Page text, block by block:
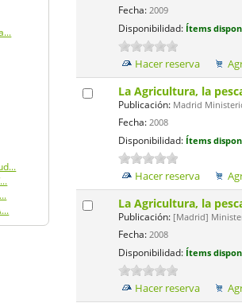
Fecha:2009
Disponibilidad: Ítems
Hacer reserva
La Agricultura, la
Publicación:Madrid
Fecha:2008
Disponibilidad: Ítems
Hacer reserva
La Agricultura, la
Publicación:[Madrid]
Fecha:2008
Disponibilidad: Ítems
Hacer reserva